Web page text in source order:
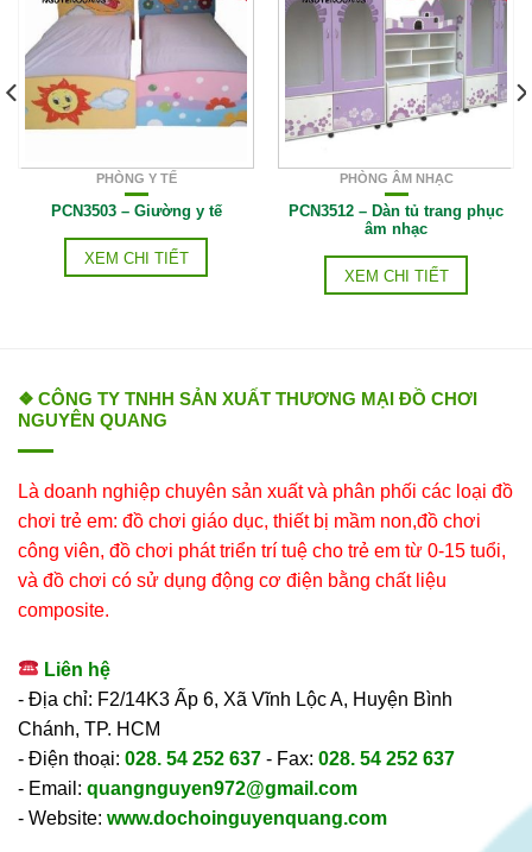
PHÒNG Y TẾ
PCN3503 – Giường y tế
XEM CHI TIẾT
PHÒNG ÂM NHẠC
PCN3512 – Dàn tủ trang phục
âm nhạc
XEM CHI TIẾT
❖ CÔNG TY TNHH SẢN XUẤT THƯƠNG MẠI ĐỒ CHƠI
NGUYÊN QUANG
Là doanh nghiệp chuyên sản xuất và phân phối các loại đồ
chơi trẻ em: đồ chơi giáo dục, thiết bị mầm non,đồ chơi
công viên, đồ chơi phát triển trí tuệ cho trẻ em từ 0-15 tuổi,
và đồ chơi có sử dụng động cơ điện bằng chất liệu
composite.
Liên hệ
- Địa chỉ: F2/14K3 Ấp 6, Xã Vĩnh Lộc A, Huyện Bình
Chánh, TP. HCM
- Điện thoại: 028. 54 252 637 - Fax: 028. 54 252 637
- Email: quangnguyen972@gmail.com
- Website: www.dochoinguyenquang.com